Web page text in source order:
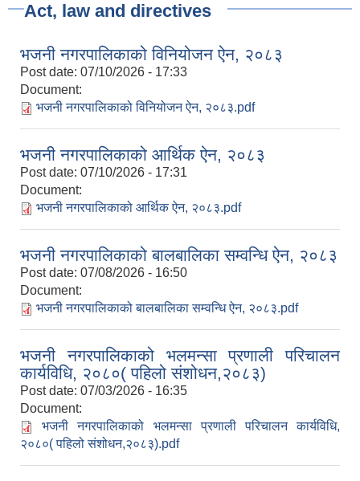
Act, law and directives
भजनी नगरपालिकाको विनियोजन ऐन, २०८३
Post date: 07/10/2026 - 17:33
Document:
भजनी नगरपालिकाको विनियोजन ऐन, २०८३.pdf
भजनी नगरपालिकाको आर्थिक ऐन, २०८३
Post date: 07/10/2026 - 17:31
Document:
भजनी नगरपालिकाको आर्थिक ऐन, २०८३.pdf
भजनी नगरपालिकाको बालबालिका सम्वन्धि ऐन, २०८३
Post date: 07/08/2026 - 16:50
Document:
भजनी नगरपालिकाको बालबालिका सम्वन्धि ऐन, २०८३.pdf
भजनी नगरपालिकाको भलमन्सा प्रणाली परिचालन
कार्यविधि, २०८०( पहिलो संशोधन,२०८३)
Post date: 07/03/2026 - 16:35
Document:
भजनी नगरपालिकाको भलमन्सा प्रणाली परिचालन कार्यविधि,
२०८०( पहिलो संशोधन,२०८३).pdf